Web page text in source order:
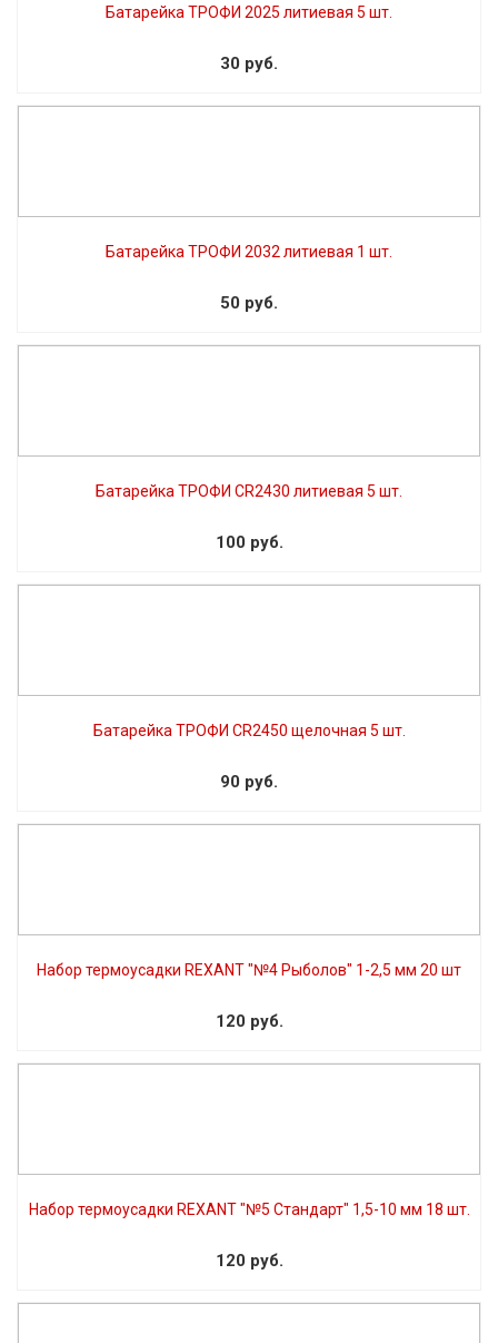
Батарейка ТРОФИ 2025 литиевая 5 шт.
30 руб.
Батарейка ТРОФИ 2032 литиевая 1 шт.
50 руб.
Батарейка ТРОФИ CR2430 литиевая 5 шт.
100 руб.
Батарейка ТРОФИ CR2450 щелочная 5 шт.
90 руб.
Набор термоусадки REXANT "№4 Рыболов" 1-2,5 мм 20 шт
120 руб.
Набор термоусадки REXANT "№5 Стандарт" 1,5-10 мм 18 шт.
120 руб.